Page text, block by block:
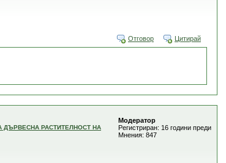
Отговор Цитирай
ДЪРВЕСНА РАСТИТЕЛНОСТ НА
Модератор
Регистриран: 16 години преди
Мнения: 847